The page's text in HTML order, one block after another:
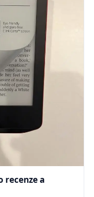
recenze a